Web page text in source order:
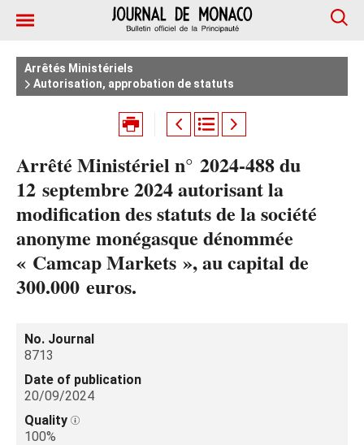
Arrêtés Ministériels
Autorisation, approbation de statuts
Arrêté Ministériel n° 2024‑488 du
12 septembre 2024 autorisant la
modification des statuts de la société
anonyme monégasque dénommée
« Camcap Markets », au capital de
300.000 euros.
No. Journal
8713
Date of publication
20/09/2024
Quality
100%